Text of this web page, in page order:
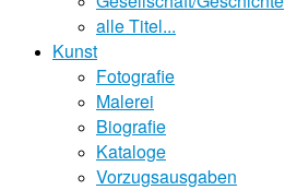
alle Titel...
Kunst
Fotografie
Malerei
Biografie
Kataloge
Vorzugsausgaben